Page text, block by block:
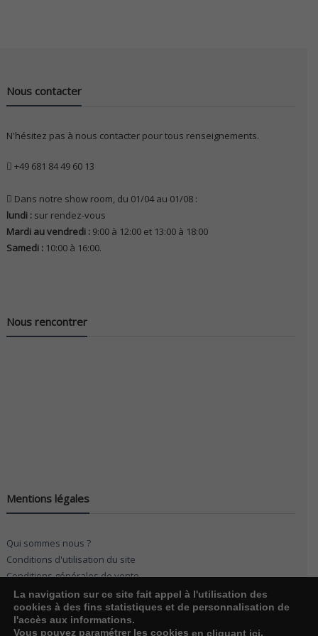
Nous contacter
N'hésitez pas à nous contacter pour tous renseignements.
+49 681 84 49 60 13
Dans notre show room, du 01/04 au 01/08 :
lundi : sur rendez-vous
Mardi au vendredi : 9:00 à 12:00 et 13:00 à 18:00
Samedi : 10:00 à 16:00.
Nous rencontrer
Mentions légales
Qui sommes nous ?
Conditions d'utilisation du site
Conditions générales de vente
La navigation sur ce site fait appel à l'utilisation des
cookies à des fins statistiques et de personnalisation de
l'accès aux informations.
Vous pouvez paramétrer les cookies en cliquant ici.